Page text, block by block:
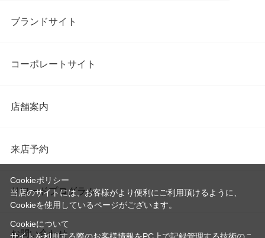
ブランドサイト
コーポレートサイト
店舗案内
来店予約
リワードプログラム
お問い合わせ
Cookieポリシー
当店のサイトには、お客様がより便利にご利用頂けるように、
Cookieを使用しているページがございます。
Cookieについて